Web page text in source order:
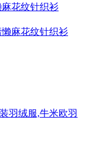
麻花纹针织衫